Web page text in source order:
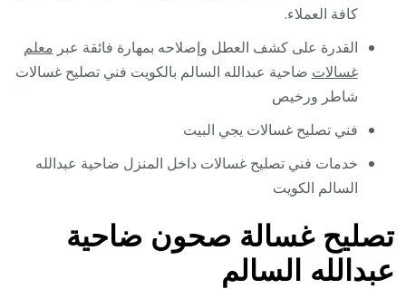
كافة العملاء.
القدرة على كشف العطل وإصلاحه بمهارة فائقة عبر معلم
غسالات ضاحية عبدالله السالم بالكويت فني تصليح غسالات
شاطر ورخيص
فني تصليح غسالات يجي البيت
خدمات فني تصليح غسالات داخل المنزل ضاحية عبدالله
السالم الكويت
تصليح غسالة صحون ضاحية
عبدالله السالم